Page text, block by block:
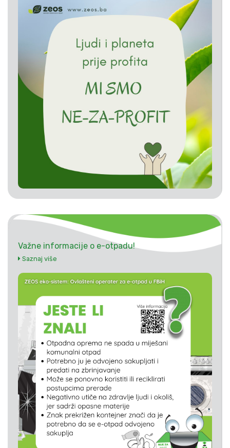
Važne informacije o e-otpadu!
Saznaj više